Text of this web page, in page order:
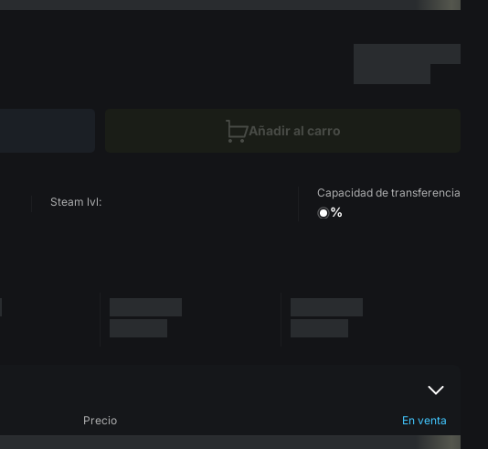
Añadir al carro
Steam lvl:
Capacidad de transferencia
%
Precio En venta